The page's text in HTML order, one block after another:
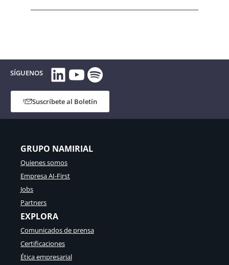
SÍGUENOS LinkedIn
YouTube
Spotify
Suscríbete al Boletín
GRUPO NAMIRIAL
Quienes somos
Empresa AI-First
Jobs
Partners
EXPLORA
Comunicados de prensa
Certificaciones
Ética empresarial